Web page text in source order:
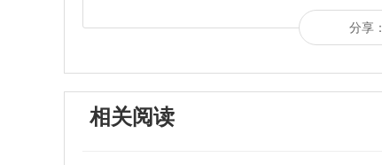
分享：
相关阅读